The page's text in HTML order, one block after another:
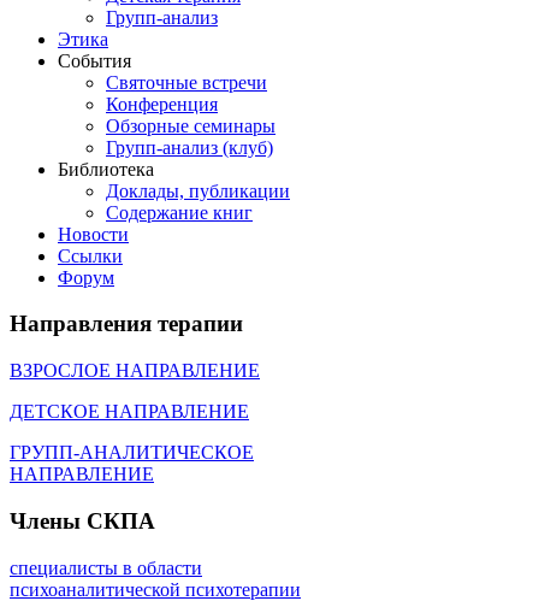
Групп-анализ
Этика
События
Святочные встречи
Конференция
Обзорные семинары
Групп-анализ (клуб)
Библиотека
Доклады, публикации
Содержание книг
Новости
Cсылки
Форум
Направления терапии
ВЗРОСЛОЕ НАПРАВЛЕНИЕ
ДЕТСКОЕ НАПРАВЛЕНИЕ
ГРУПП-АНАЛИТИЧЕСКОЕ
НАПРАВЛЕНИЕ
Члены СКПА
специалисты в области
психоаналитической психотерапии